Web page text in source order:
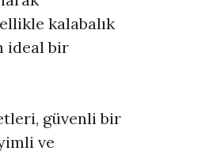
kalabalık
ideal bir
güvenli bir
ve